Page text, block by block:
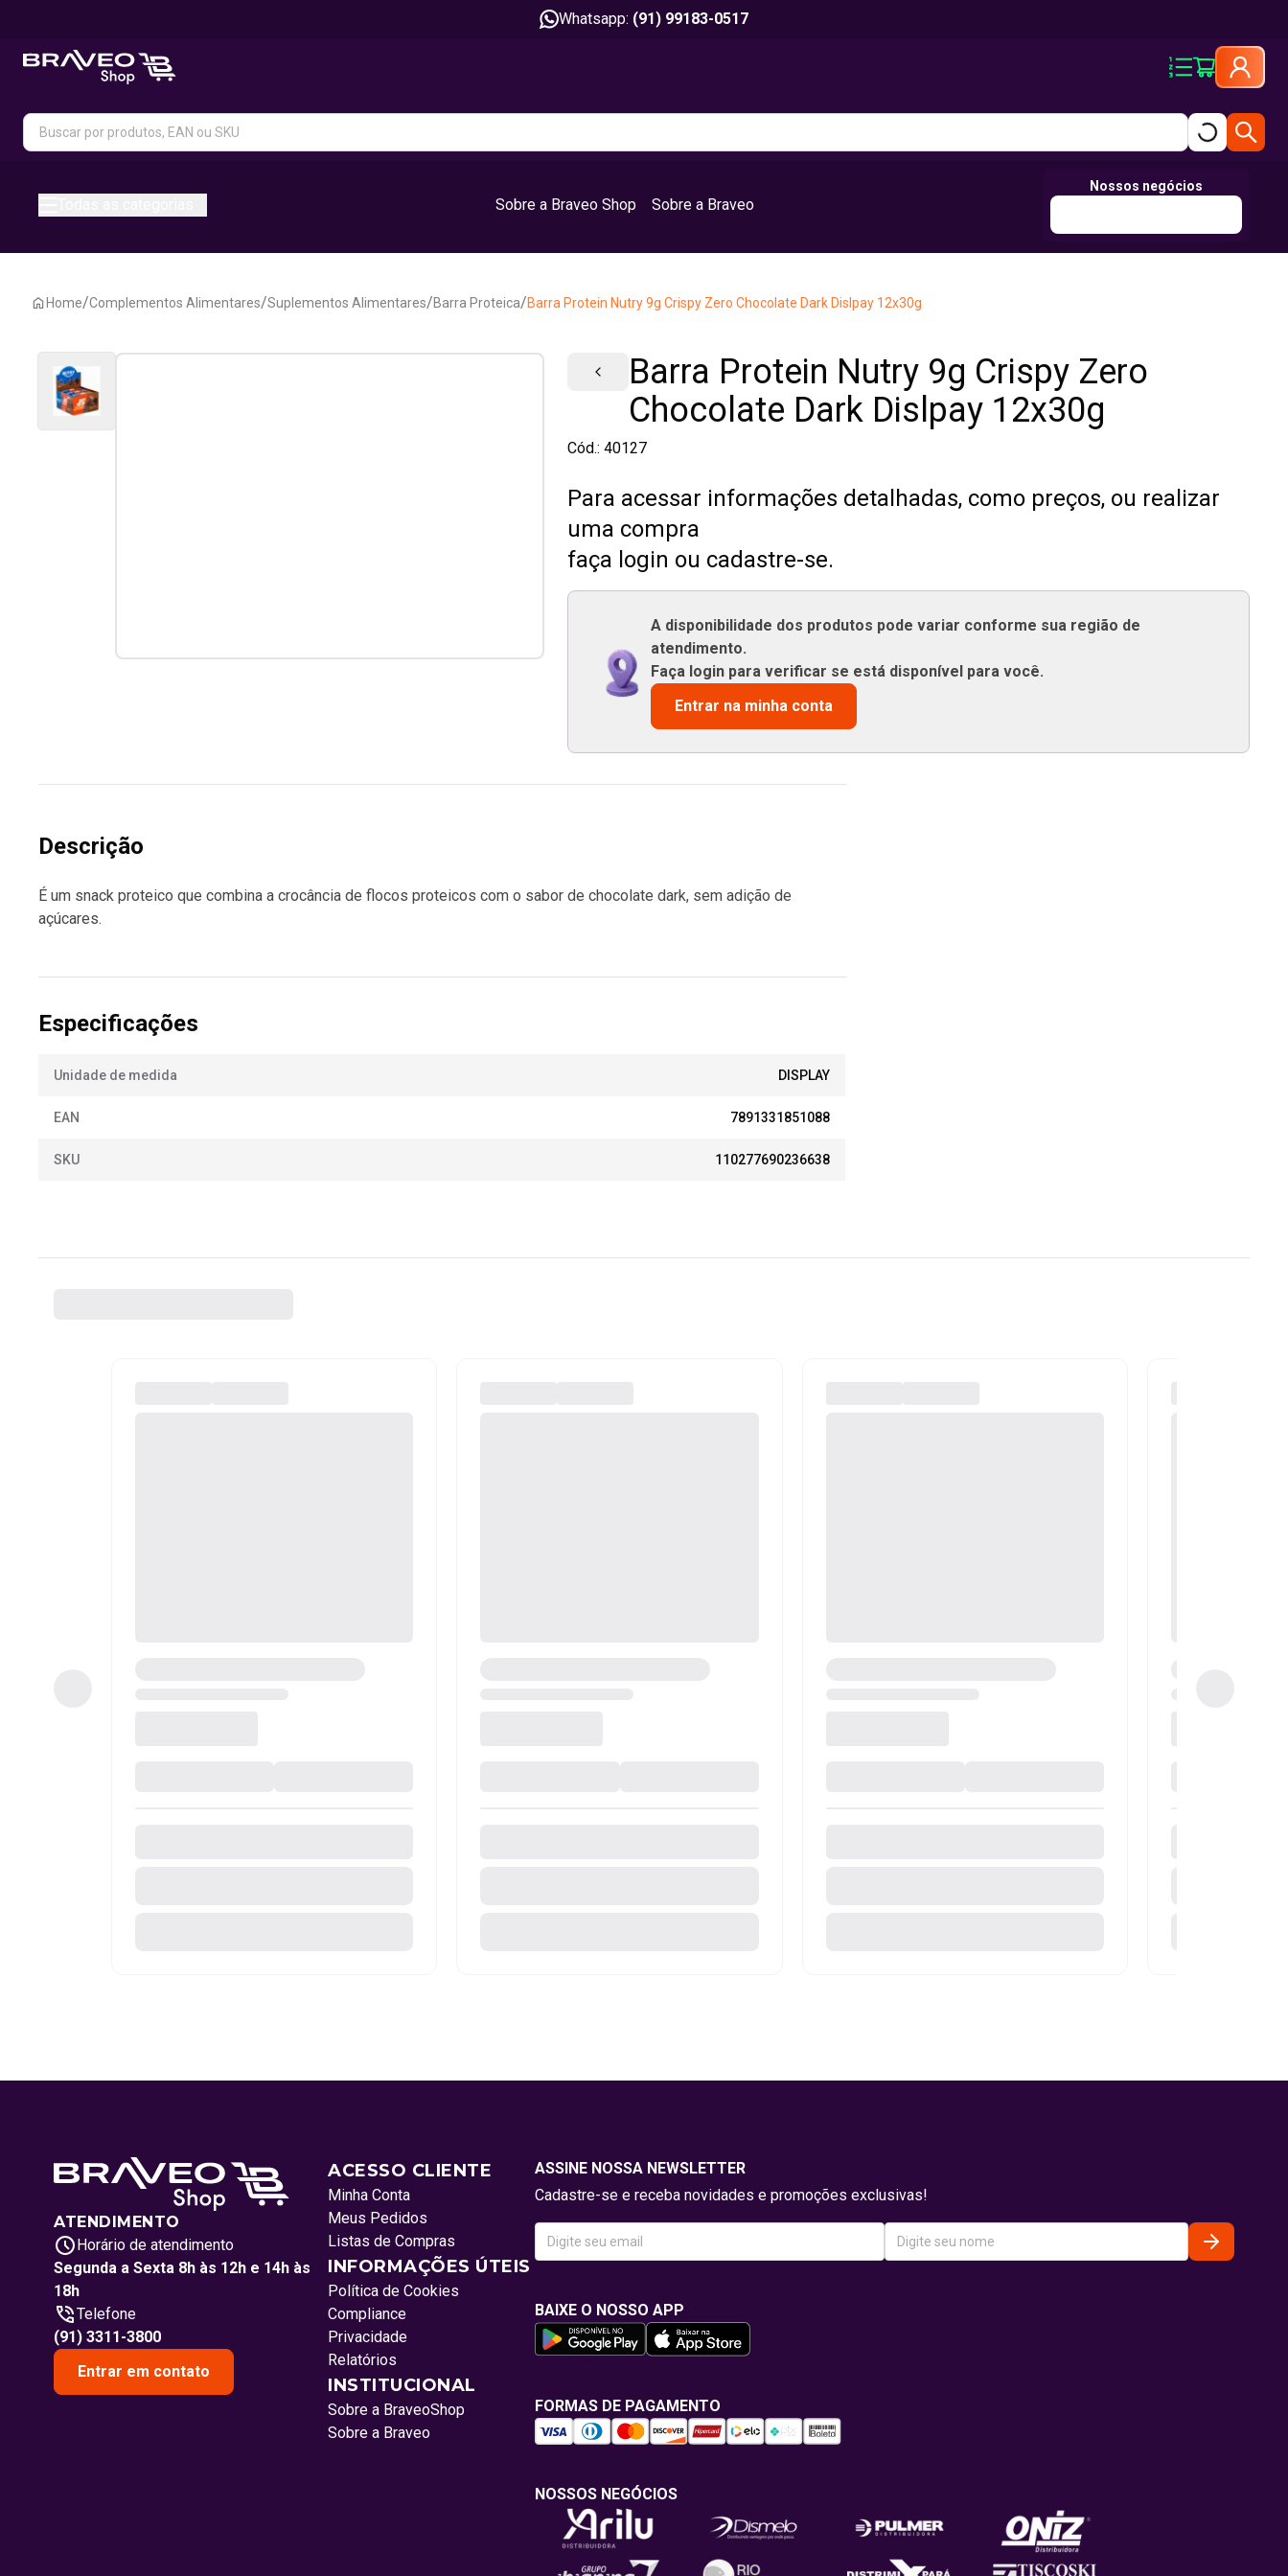
Whatsapp: (91) 99183-0517
Sobre a Braveo Shop Sobre a Braveo
Nossos negócios
Home/Complementos Alimentares/Suplementos Alimentares/Barra Proteica/Barra Protein Nutry 9g Crispy Zero Chocolate Dark Dislpay 12x30g
Barra Protein Nutry 9g Crispy Zero
Chocolate Dark Dislpay 12x30g
Cód.: 40127
Para acessar informações detalhadas, como preços, ou realizar
uma compra
faça login ou cadastre-se.
A disponibilidade dos produtos pode variar conforme sua região de
atendimento.
Faça login para verificar se está disponível para você.
Entrar na minha conta
Descrição
É um snack proteico que combina a crocância de flocos proteicos com o sabor de chocolate dark, sem adição de
açúcares.
Especificações
Unidade de medida DISPLAY
EAN 7891331851088
SKU 110277690236638
ATENDIMENTO
Horário de atendimento
Segunda a Sexta 8h às 12h e 14h às
18h
Telefone
(91) 3311-3800
Entrar em contato
ACESSO CLIENTE
Minha Conta
Meus Pedidos
Listas de Compras
INFORMAÇÕES ÚTEIS
Política de Cookies
Compliance
Privacidade
Relatórios
INSTITUCIONAL
Sobre a BraveoShop
Sobre a Braveo
ASSINE NOSSA NEWSLETTER
Cadastre-se e receba novidades e promoções exclusivas!
BAIXE O NOSSO APP
FORMAS DE PAGAMENTO
NOSSOS NEGÓCIOS